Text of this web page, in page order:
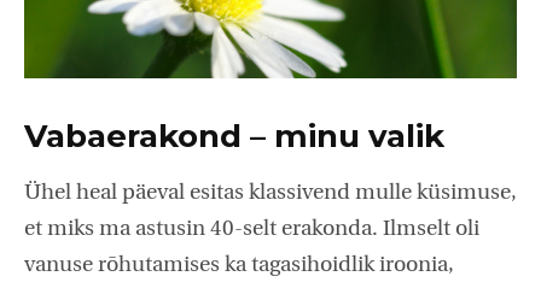
Vabaerakond – minu valik
Ühel heal päeval esitas klassivend mulle küsimuse,
et miks ma astusin 40-selt erakonda. Ilmselt oli
vanuse rõhutamises ka tagasihoidlik iroonia,